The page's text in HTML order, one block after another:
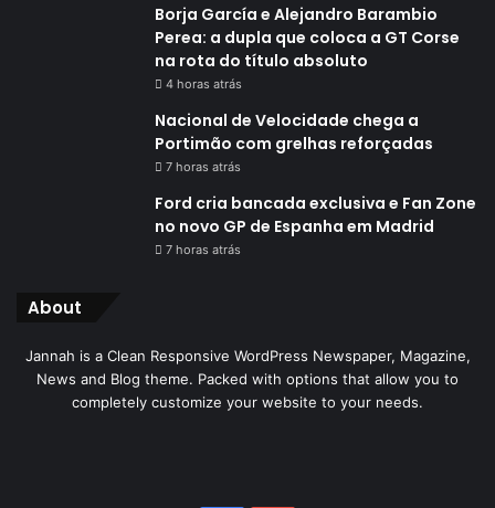
Borja García e Alejandro Barambio
Perea: a dupla que coloca a GT Corse
na rota do título absoluto
4 horas atrás
Nacional de Velocidade chega a
Portimão com grelhas reforçadas
7 horas atrás
Ford cria bancada exclusiva e Fan Zone
no novo GP de Espanha em Madrid
7 horas atrás
About
Jannah is a Clean Responsive WordPress Newspaper, Magazine,
News and Blog theme. Packed with options that allow you to
completely customize your website to your needs.